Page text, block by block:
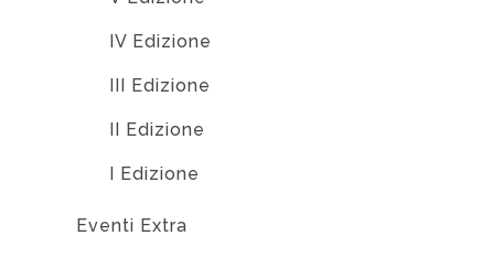
IV Edizione
III Edizione
II Edizione
I Edizione
Eventi Extra